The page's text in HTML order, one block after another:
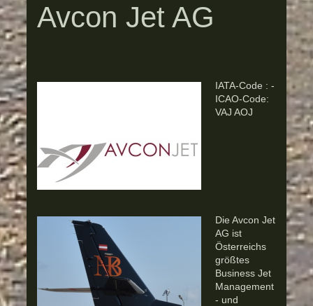
Avcon Jet AG
IATA-Code : -
ICAO-Code:
VAJ AOJ
Die Avcon Jet
AG ist
Österreichs
größtes
Business Jet
Management
- und